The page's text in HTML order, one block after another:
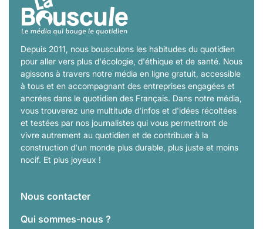
Depuis 2011, nous bousculons les habitudes du quotidien
pour aller vers plus d'écologie, d'éthique et de santé. Nous
agissons à travers notre média en ligne gratuit, accessible
à tous et en accompagnant des entreprises engagées et
ancrées dans le quotidien des Français. Dans notre média,
vous trouverez une multitude d'infos et d'idées récoltées
et testées par nos journalistes qui vous permettront de
vivre autrement au quotidien et de contribuer à la
construction d'un monde plus durable, plus juste et moins
nocif. Et plus joyeux !
Nous contacter
Qui sommes-nous ?